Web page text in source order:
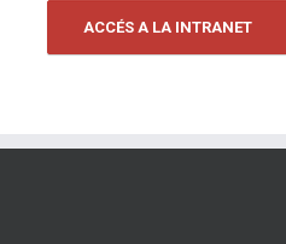
ACCÉS A LA INTRANET